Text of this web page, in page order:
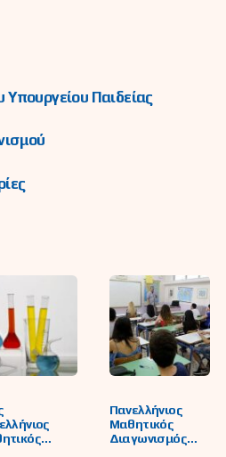
Παιδείας
Πανελλήνιος
Μαθητικός
Διαγωνισμός